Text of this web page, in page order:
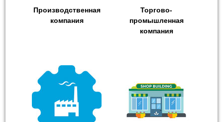
Производственная
компания
Торгово-
промышленная
компания